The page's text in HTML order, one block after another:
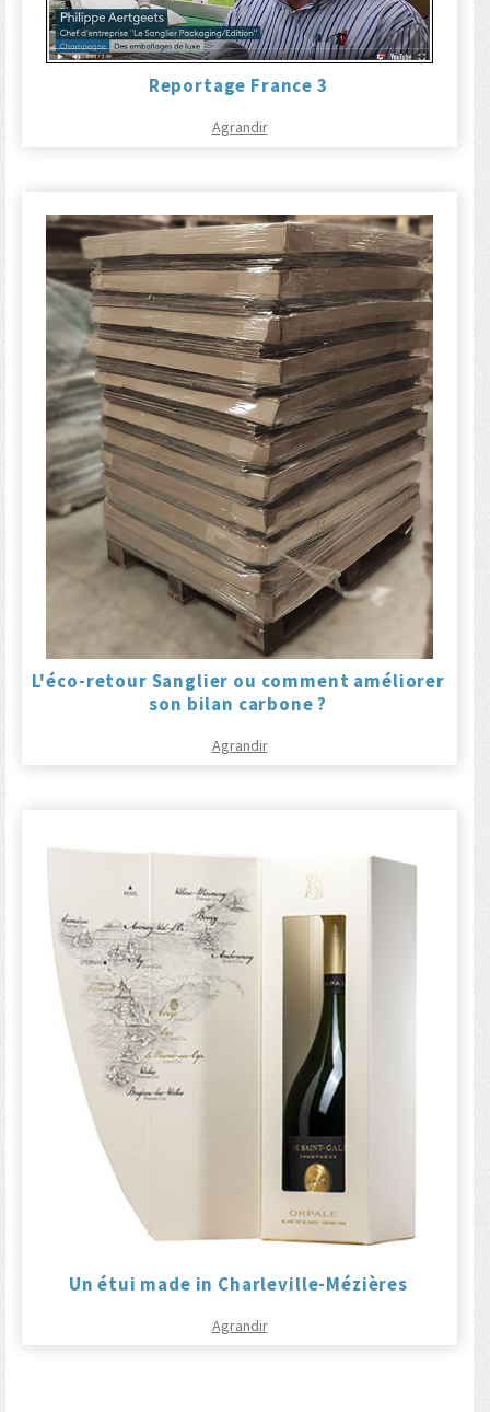
Reportage France 3
Agrandir
L'éco-retour Sanglier ou comment améliorer
son bilan carbone ?
Agrandir
Un étui made in Charleville-Mézières
Agrandir